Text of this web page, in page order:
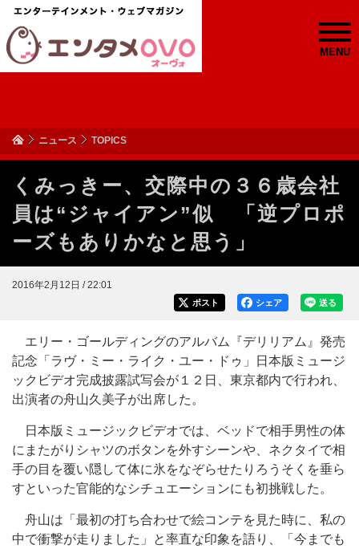
MENU
ニュース TOPICS
くみっきー、交際中の３６歳会社
員は“ジャイアン”似 「逆プロポ
ーズもありかなと思う」
2016年2月12日 / 22:01
送る
シェア
ポスト
エリー・ゴールディングのアルバム『デリリアム』発売
記念「ラヴ・ミー・ライク・ユー・ドゥ」日本版ミュージ
ックビデオ完成披露試写会が１２日、東京都内で行われ、
出演者の舟山久美子が出席した。
日本版ミュージックビデオでは、ベッドで相手男性の体
にまたがりシャツのボタンを外すシーンや、ネクタイで相
手の目を覆い隠して体に氷をなぞらせたりろうそくを垂ら
すといった官能的なシチュエーションにも初挑戦した。
舟山は「最初の打ち合わせで絵コンテを見た時に、私の
中で衝撃が走りました」と率直な印象を語り、「今までも